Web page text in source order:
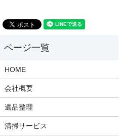
HOME
会社概要
遺品整理
清掃サービス